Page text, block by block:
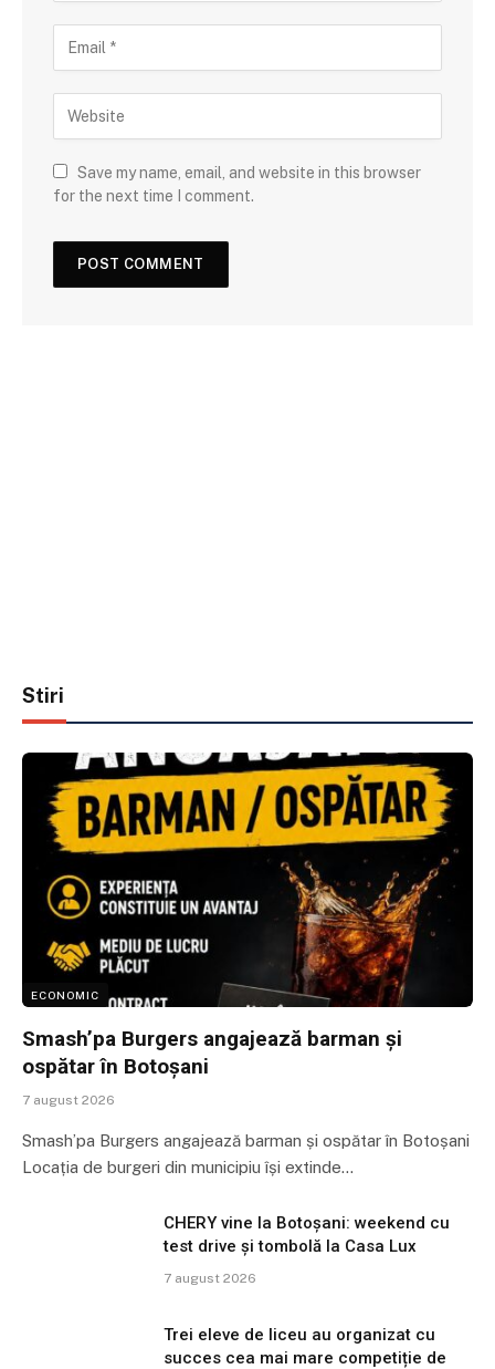
Save my name, email, and website in this browser
for the next time I comment.
Stiri
ECONOMIC
Smash’pa Burgers angajează barman și
ospătar în Botoșani
7 august 2026
Smash’pa Burgers angajează barman și ospătar în Botoșani
Locația de burgeri din municipiu își extinde…
CHERY vine la Botoșani: weekend cu
test drive și tombolă la Casa Lux
7 august 2026
Trei eleve de liceu au organizat cu
succes cea mai mare competiție de